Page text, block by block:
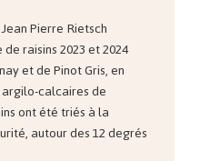
Pierre Rietsch
raisins 2023 et 2024
et de Pinot Gris, en
calcaires de
ont été triés à la
autour des 12 degrés